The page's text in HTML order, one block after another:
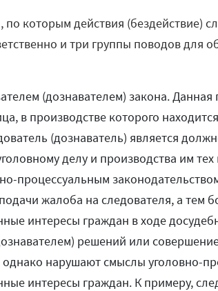
которым действия (бездействие)
и три группы поводов для
(дознавателем) закона.
в производстве которого
(дознаватель) является
делу и производства им
процессуальным
жалоба на следователя, а тем
интересы граждан в ходе
решений или
нарушают смыслы уголовно-
интересы граждан. К примеру,